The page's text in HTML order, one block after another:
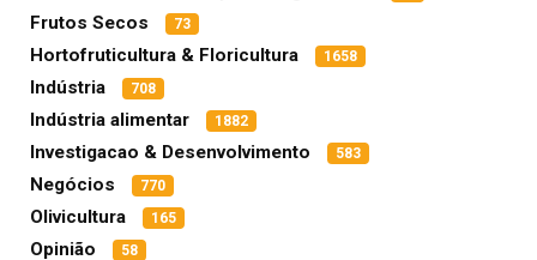
Frutos Secos 73
Hortofruticultura & Floricultura 1658
Indústria 708
Indústria alimentar 1882
Investigacao & Desenvolvimento 583
Negócios 770
Olivicultura 165
Opinião 58